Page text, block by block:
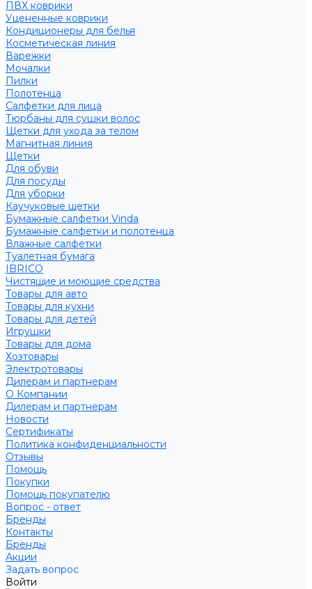
ПВХ коврики
Уцененные коврики
Кондиционеры для белья
Косметическая линия
Варежки
Мочалки
Пилки
Полотенца
Салфетки для лица
Тюрбаны для сушки волос
Щетки для ухода за телом
Магнитная линия
Щетки
Для обуви
Для посуды
Для уборки
Каучуковые щетки
Бумажные салфетки Vinda
Бумажные салфетки и полотенца
Влажные салфетки
Туалетная бумага
IBRICO
Чистящие и моющие средства
Товары для авто
Товары для кухни
Товары для детей
Игрушки
Товары для дома
Хозтовары
Электротовары
Дилерам и партнерам
О Компании
Дилерам и партнерам
Новости
Сертификаты
Политика конфиденциальности
Отзывы
Помощь
Покупки
Помощь покупателю
Вопрос - ответ
Бренды
Контакты
Бренды
Акции
Задать вопрос
Войти